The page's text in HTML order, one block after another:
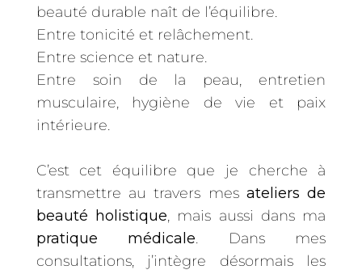
beauté durable naît de l’équilibre.
Entre tonicité et relâchement.
Entre science et nature.
Entre soin de la peau, entretien
musculaire, hygiène de vie et paix
intérieure.
C’est cet équilibre que je cherche à
transmettre au travers mes ateliers de
beauté holistique, mais aussi dans ma
pratique médicale. Dans mes
consultations, j’intègre désormais les